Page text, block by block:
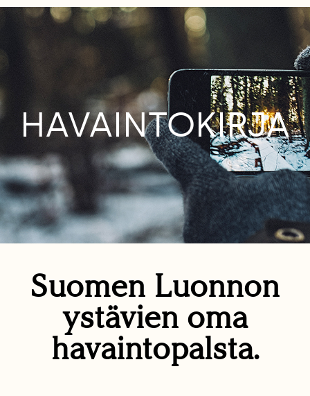
HAVAINTOKIRJA
Suomen Luonnon
ystävien oma
havaintopalsta.